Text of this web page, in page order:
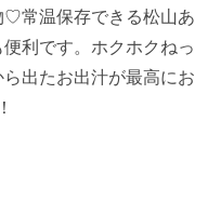
常温保存できる松山あ
利です。ホクホクねっ
出たお出汁が最高にお